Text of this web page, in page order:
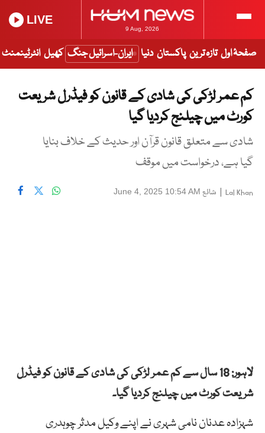
9 Aug, 2026
LIVE
صفحۂ اول تازہ ترین پاکستان دنیا ایران-اسرائیل جنگ کھیل انٹرٹینمنٹ
کم عمر لڑکی کی شادی کے قانون کو فیڈرل شریعت
کورٹ میں چیلنج کردیا گیا
شادی سے متعلق قانون قرآن اور حدیث کے خلاف بنایا
گیا ہے، درخواست میں موقف
Lal Khan
| شائع June 4, 2025 10:54 AM
لاہور: 18 سال سے کم عمر لڑکی کی شادی کے قانون کو فیڈرل
شریعت کورٹ میں چیلنج کردیا گیا۔
شہزادہ عدنان نامی شہری نے اپنے وکیل مدثر چوہدری